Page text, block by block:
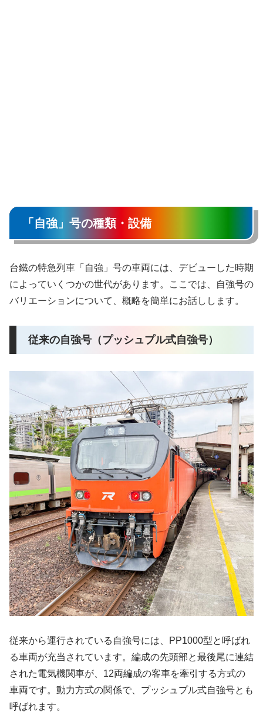
「自強」号の種類・設備
台鐵の特急列車「自強」号の車両には、デビューした時期
によっていくつかの世代があります。ここでは、自強号の
バリエーションについて、概略を簡単にお話しします。
従来の自強号（プッシュプル式自強号）
従来から運行されている自強号には、PP1000型と呼ばれ
る車両が充当されています。編成の先頭部と最後尾に連結
された電気機関車が、12両編成の客車を牽引する方式の
車両です。動力方式の関係で、プッシュプル式自強号とも
呼ばれます。